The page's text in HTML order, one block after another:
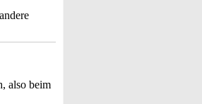
also beim